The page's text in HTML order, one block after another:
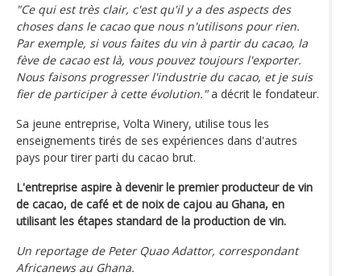
"Ce qui est très clair, c'est qu'il y a des aspects des
choses dans le cacao que nous n'utilisons pour rien.
Par exemple, si vous faites du vin à partir du cacao, la
fève de cacao est là, vous pouvez toujours l'exporter.
Nous faisons progresser l'industrie du cacao, et je suis
fier de participer à cette évolution."a décrit le fondateur.
Sa jeune entreprise, Volta Winery, utilise tous les
enseignements tirés de ses expériences dans d'autres
pays pour tirer parti du cacao brut.
L'entreprise aspire à devenir le premier producteur de vin
de cacao, de café et de noix de cajou au Ghana, en
utilisant les étapes standard de la production de vin.
Un reportage de Peter Quao Adattor, correspondant
Africanews au Ghana.